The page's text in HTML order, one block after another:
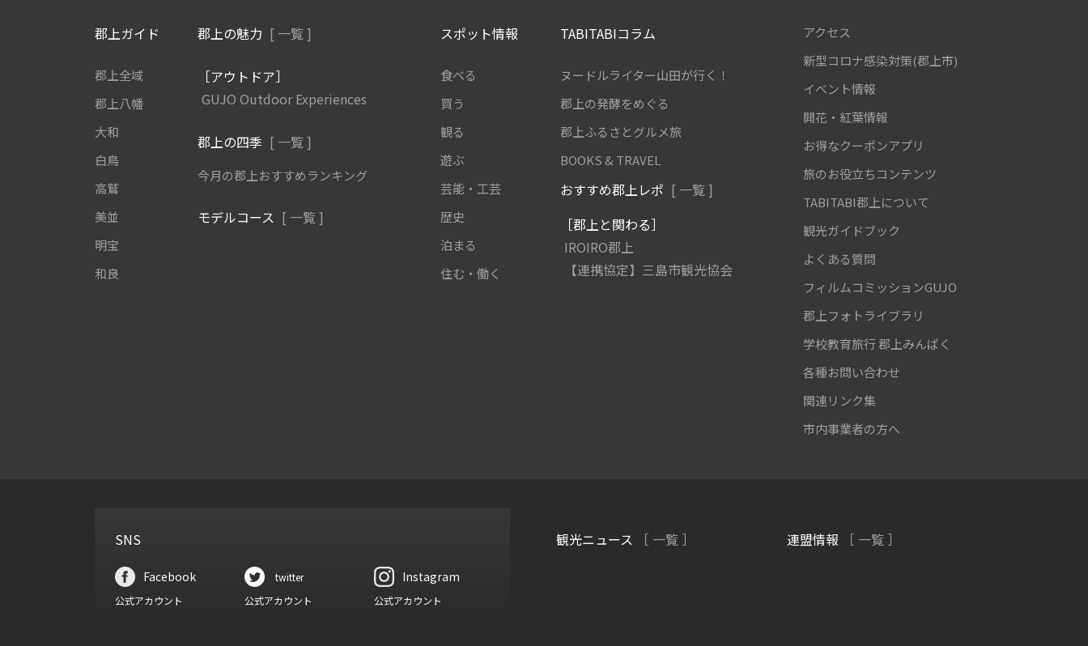
郡上ガイド
郡上全域
郡上八幡
大和
白鳥
高鷲
美並
明宝
和良
郡上の魅力 [ 一覧 ]
［アウトドア］
GUJO Outdoor Experiences
郡上の四季 [ 一覧 ]
今月の郡上おすすめランキング
モデルコース [ 一覧 ]
スポット情報
食べる
買う
観る
遊ぶ
芸能・工芸
歴史
泊まる
住む・働く
TABITABIコラム
ヌードルライター山田が行く！
郡上の発酵をめぐる
郡上ふるさとグルメ旅
BOOKS & TRAVEL
おすすめ郡上レポ [ 一覧 ]
［郡上と関わる］
IROIRO郡上
【連携協定】三島市観光協会
アクセス
新型コロナ感染対策(郡上市)
イベント情報
開花・紅葉情報
お得なクーポンアプリ
旅のお役立ちコンテンツ
TABITABI郡上について
観光ガイドブック
よくある質問
フィルムコミッションGUJO
郡上フォトライブラリ
学校教育旅行郡上みんぱく
各種お問い合わせ
関連リンク集
市内事業者の方へ
SNS
Facebook
公式アカウント
twitter
公式アカウント
Instagram
公式アカウント
観光ニュース ［ 一覧 ］ 連盟情報 ［ 一覧 ］